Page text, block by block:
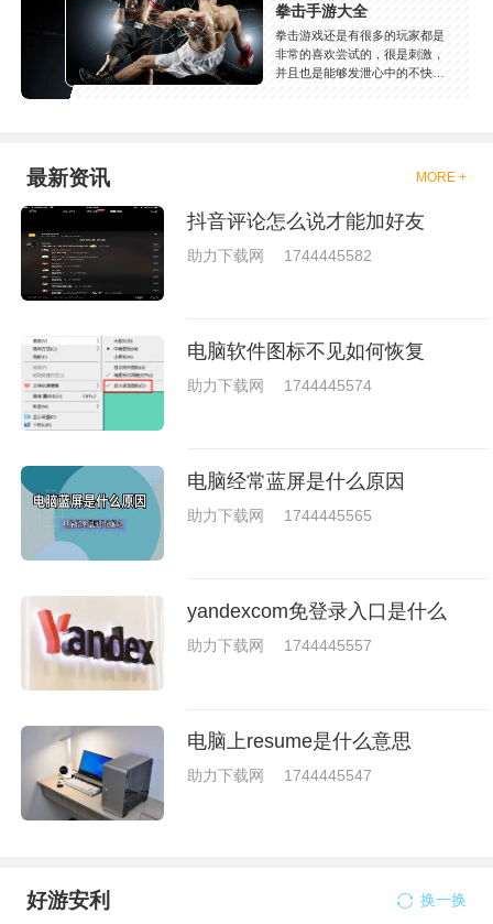
拳击手游大全
拳击游戏还是有很多的玩家都是
非常的喜欢尝试的，很是刺激，
并且也是能够发泄心中的不快
够去进行体验的，我们也是能够
就是收集了一些有意思的拳击游
最新资讯 MORE +
抖音评论怎么说才能加好友
助力下载网 1744445582
电脑软件图标不见如何恢复
助力下载网 1744445574
电脑经常蓝屏是什么原因
助力下载网 1744445565
yandexcom免登录入口是什么
助力下载网 1744445557
电脑上resume是什么意思
助力下载网 1744445547
好游安利 换一换